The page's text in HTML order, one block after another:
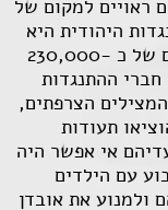
ראויים למקום של
היהודית היא
זו שתרמה את התרומה המכריעה להצלתם של כ -230,000
ההתנגדות
הצרפתים,
תעודות
אי אפשר היה
עם הילדים
ולמנוע את אובדן